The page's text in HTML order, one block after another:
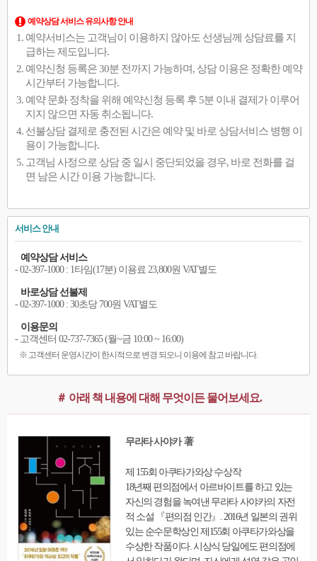
예약상담 서비스 유의사항 안내
예약서비스는 고객님이 이용하지 않아도 선생님께 상담료를 지
급하는 제도입니다.
예약신청 등록은 30분 전까지 가능하며, 상담 이용은 정확한 예약
시간부터 가능합니다.
예약 문화 정착을 위해 예약신청 등록 후 5분 이내 결제가 이루어
지지 않으면 자동 취소됩니다.
선불상담 결제로 충전된 시간은 예약 및 바로 상담서비스 병행 이
용이 가능합니다.
고객님 사정으로 상담 중 일시 중단되었을 경우, 바로 전화를 걸
면 남은 시간 이용 가능합니다.
서비스 안내
예약상담 서비스
- 02-397-1000 : 1타임(17분) 이용료 23,800원 VAT별도
바로상담 선불제
- 02-397-1000 : 30초당 700원 VAT별도
이용문의
- 고객센터 02-737-7365 (월~금 10:00 ~ 16:00)
※ 고객센터 운영시간이 한시적으로 변경 되오니 이용에 참고 바랍니다.
＃ 아래 책 내용에 대해 무엇이든 물어보세요.
무라타 사야카 著
제 155회 아쿠타가와상 수상작
18년째 편의점에서 아르바이트를 하고 있는
자신의 경험을 녹여낸 무라타 사야카의 자전
적 소설 『편의점 인간』. 2016년 일본의 권위
있는 순수문학상인 제155회 아쿠타가와상을
수상한 작품이다. 시상식 당일에도 편의점에